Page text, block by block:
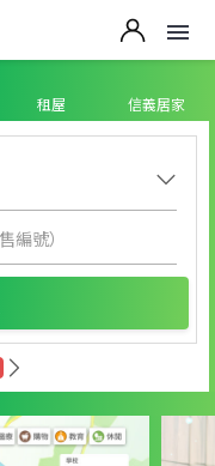
租屋 信義居家